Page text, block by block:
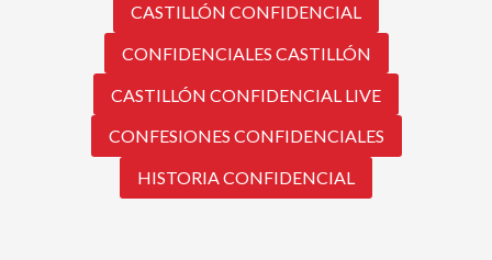
CASTILLÓN CONFIDENCIAL
CONFIDENCIALES CASTILLÓN
CASTILLÓN CONFIDENCIAL LIVE
CONFESIONES CONFIDENCIALES
HISTORIA CONFIDENCIAL